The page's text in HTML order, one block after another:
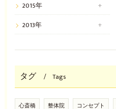
2015年
2013年
タグ Tags
心斎橋 整体院 コンセプト